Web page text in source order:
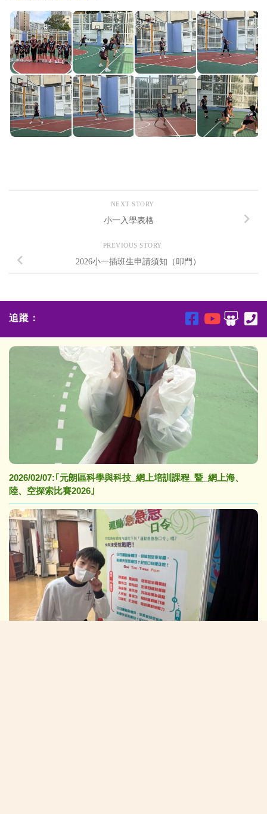
NEXT STORY
小一入學表格
PREVIOUS STORY
2026小一插班生申請須知（叩門）
追蹤：
2026/02/07:｢元朗區科學與科技_網上培訓課程_暨_網上海、
陸、空探索比賽2026｣